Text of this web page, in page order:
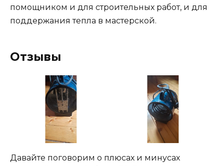
помощником и для строительных работ, и для
поддержания тепла в мастерской.
Отзывы
Давайте поговорим о плюсах и минусах